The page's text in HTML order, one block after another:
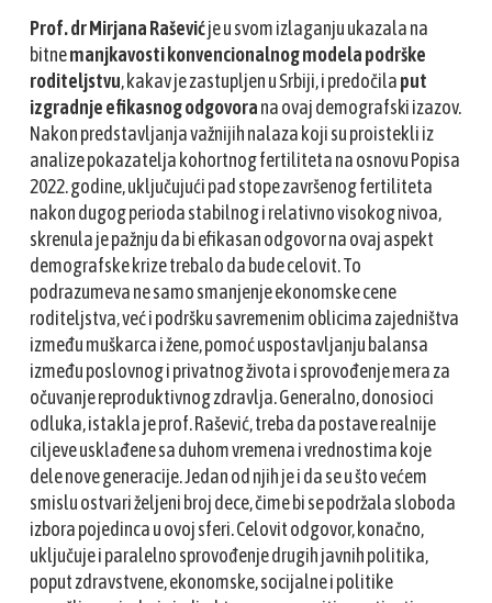
Prof. dr Mirjana Raševićje u svom izlaganju ukazala na
bitnemanjkavosti konvencionalnog modela podrške
roditeljstvu, kakav je zastupljen u Srbiji, i predočilaput
izgradnjeefikasnog odgovorana ovaj demografski izazov.
Nakon predstavljanja važnijih nalaza koji su proistekli iz
analize pokazatelja kohortnog fertiliteta na osnovu Popisa
2022. godine, uključujući pad stope završenog fertiliteta
nakon dugog perioda stabilnog i relativno visokog nivoa,
skrenula je pažnju da bi efikasan odgovor na ovaj aspekt
demografske krize trebalo da bude celovit. To
podrazumeva ne samo smanjenje ekonomske cene
roditeljstva, već i podršku savremenim oblicima zajedništva
između muškarca i žene, pomoć uspostavljanju balansa
između poslovnog i privatnog života i sprovođenje mera za
očuvanje reproduktivnog zdravlja. Generalno, donosioci
odluka, istakla je prof. Rašević, treba da postave realnije
ciljeve usklađene sa duhom vremena i vrednostima koje
dele nove generacije. Jedan od njih je i da se u što većem
smislu ostvari željeni broj dece, čime bi se podržala sloboda
izbora pojedinca u ovoj sferi. Celovit odgovor, konačno,
uključuje i paralelno sprovođenje drugih javnih politika,
poput zdravstvene, ekonomske, socijalne i politike